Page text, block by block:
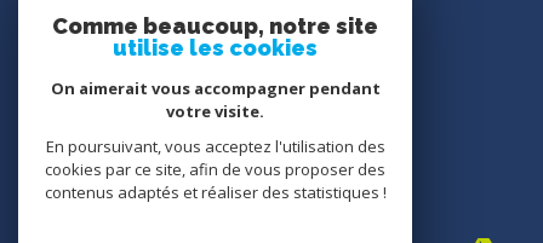
suivre
Nous
adhérons
Comme beaucoup, notre site
utilise les cookies
On aimerait vous accompagner pendant
votre visite.
En poursuivant, vous acceptez l'utilisation des
cookies par ce site, afin de vous proposer des
contenus adaptés et réaliser des statistiques !